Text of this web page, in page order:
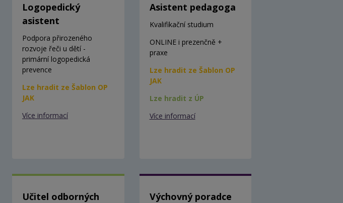
Logopedický
asistent
Podpora přirozeného
rozvoje řeči u dětí -
primární logopedická
prevence
Lze hradit ze Šablon OP
JAK
Více informací
Asistent pedagoga
Kvalifikační studium
ONLINE i prezenčně +
praxe
Lze hradit ze Šablon OP
JAK
Lze hradit z ÚP
Více informací
Učitel odborných
Výchovný poradce